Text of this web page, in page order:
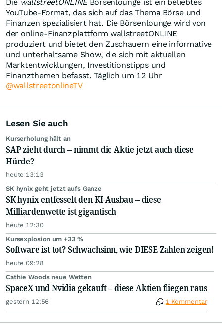
Die wallstreetONLINEBörsenlounge ist ein beliebtes
YouTube-Format, das sich auf das Thema Börse und
Finanzen spezialisiert hat. Die Börsenlounge wird von
der online-Finanzplattform wallstreetONLINE
produziert und bietet den Zuschauern eine informative
und unterhaltsame Show, die sich mit aktuellen
Marktentwicklungen, Investitionstipps und
Finanzthemen befasst. Täglich um 12 Uhr
@wallstreetonlineTV
Lesen Sie auch
Kurserholung hält an
SAP zieht durch – nimmt die Aktie jetzt auch diese
Hürde?
heute 13:13
SK hynix geht jetzt aufs Ganze
SK hynix entfesselt den KI-Ausbau – diese
Milliardenwette ist gigantisch
heute 12:30
Kursexplosion um +33 %
Software ist tot? Schwachsinn, wie DIESE Zahlen zeigen!
heute 09:28
Cathie Woods neue Wetten
SpaceX und Nvidia gekauft – diese Aktien fliegen raus
gestern 12:56 1 Kommentar